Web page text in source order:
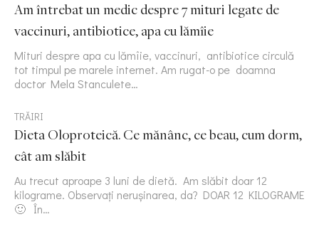
Am întrebat un medic despre 7 mituri legate de
vaccinuri, antibiotice, apa cu lămîie
Mituri despre apa cu lămîie, vaccinuri, antibiotice circulă
tot timpul pe marele internet. Am rugat-o pe doamna
doctor Mela Stanculete…
TRĂIRI
Dieta Oloproteică. Ce mănânc, ce beau, cum dorm,
cât am slăbit
Au trecut aproape 3 luni de dietă. Am slăbit doar 12
kilograme. Observați nerușinarea, da? DOAR 12 KILOGRAME
🙂 În…